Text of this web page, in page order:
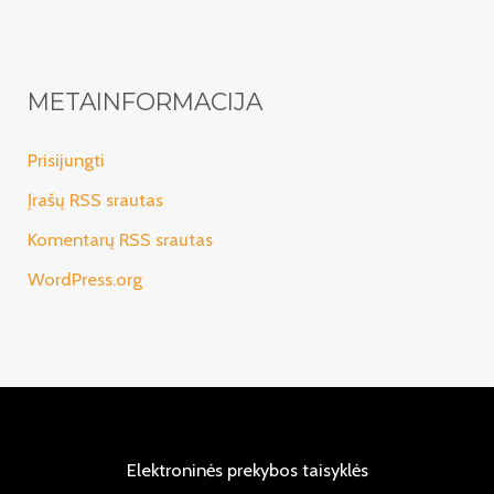
METAINFORMACIJA
Prisijungti
Įrašų RSS srautas
Komentarų RSS srautas
WordPress.org
Elektroninės prekybos taisyklės